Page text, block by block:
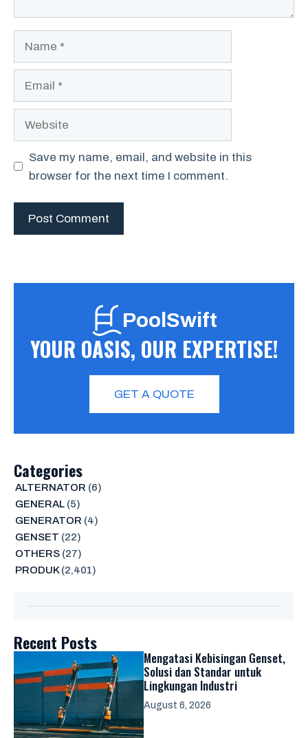
Save my name, email, and website in this
browser for the next time I comment.
PoolSwift
YOUR OASIS, OUR EXPERTISE!
GET A QUOTE
Categories
ALTERNATOR (6)
GENERAL(5)
GENERATOR (4)
GENSET (22)
OTHERS(27)
PRODUK(2,401)
Recent Posts
Mengatasi Kebisingan Genset,
Solusi dan Standar untuk
Lingkungan Industri
August 6, 2026